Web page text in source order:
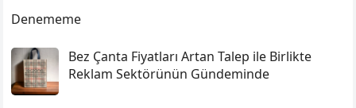
Denememe
Bez Çanta Fiyatları Artan Talep ile Birlikte
Reklam Sektörünün Gündeminde